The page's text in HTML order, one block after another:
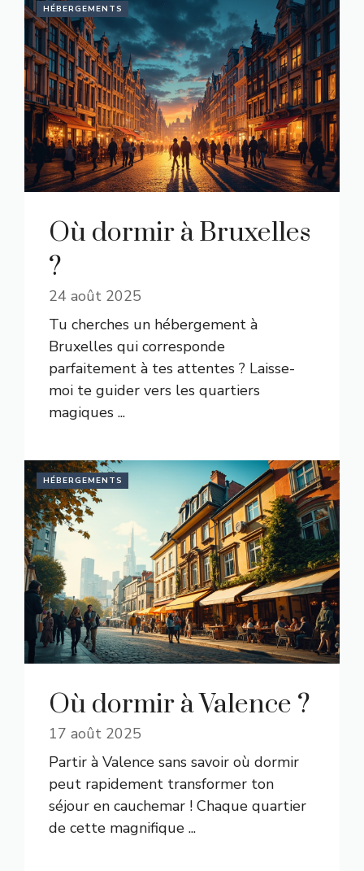
HÉBERGEMENTS
Où dormir à Bruxelles
?
24 août 2025
Tu cherches un hébergement à
Bruxelles qui corresponde
parfaitement à tes attentes ? Laisse-
moi te guider vers les quartiers
magiques ...
HÉBERGEMENTS
Où dormir à Valence ?
17 août 2025
Partir à Valence sans savoir où dormir
peut rapidement transformer ton
séjour en cauchemar ! Chaque quartier
de cette magnifique ...